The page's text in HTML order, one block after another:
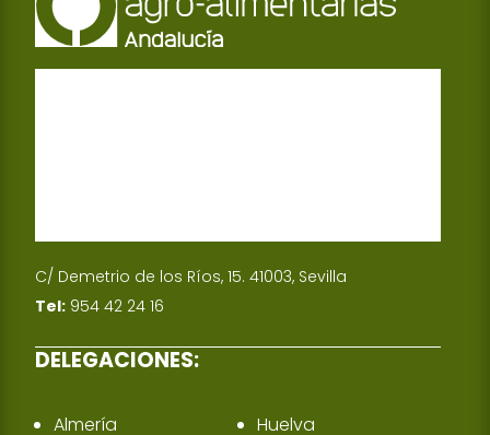
C/ Demetrio de los Ríos, 15. 41003, Sevilla
Tel: 954 42 24 16
DELEGACIONES:
Almería
Huelva